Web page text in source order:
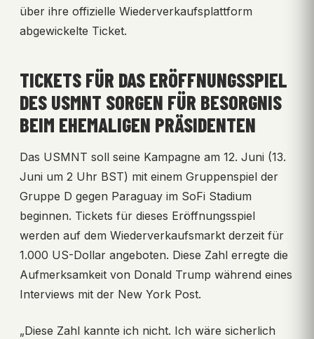
über ihre offizielle Wiederverkaufsplattform
abgewickelte Ticket.
TICKETS FÜR DAS ERÖFFNUNGSSPIEL
DES USMNT SORGEN FÜR BESORGNIS
BEIM EHEMALIGEN PRÄSIDENTEN
Das USMNT soll seine Kampagne am 12. Juni (13.
Juni um 2 Uhr BST) mit einem Gruppenspiel der
Gruppe D gegen Paraguay im SoFi Stadium
beginnen. Tickets für dieses Eröffnungsspiel
werden auf dem Wiederverkaufsmarkt derzeit für
1.000 US-Dollar angeboten. Diese Zahl erregte die
Aufmerksamkeit von Donald Trump während eines
Interviews mit der New York Post.
„Diese Zahl kannte ich nicht. Ich wäre sicherlich